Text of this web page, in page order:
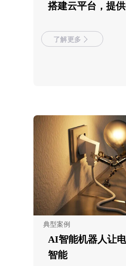
搭建云平台，提
了解更多
典型案例
AI智能机器人让
智能